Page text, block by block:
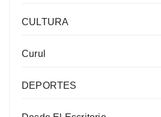
CULTURA
Curul
DEPORTES